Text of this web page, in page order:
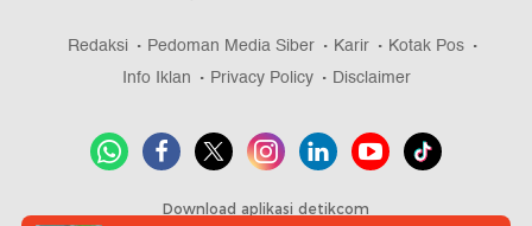
Redaksi Pedoman Media Siber Karir
Kotak Pos
Info Iklan
Privacy Policy Disclaimer
Download aplikasi detikcom